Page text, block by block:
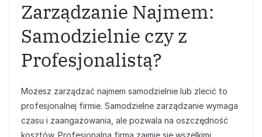
Zarządzanie Najmem:
Samodzielnie czy z
Profesjonalistą?
Możesz zarządzać najmem samodzielnie lub zlecić to
profesjonalnej firmie. Samodzielne zarządzanie wymaga
czasu i zaangażowania, ale pozwala na oszczędność
kosztów. Profesjonalna firma zajmie się wszelkimi